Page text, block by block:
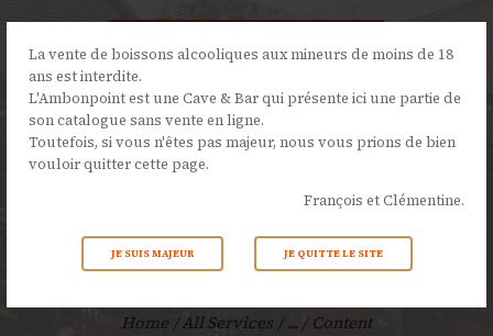
La vente de boissons alcooliques aux mineurs de moins de 18
ans est interdite.
L'Ambonpoint est une Cave & Bar qui présente ici une partie de
son catalogue sans vente en ligne.
Toutefois, si vous n'êtes pas majeur, nous vous prions de bien
vouloir quitter cette page.
François et Clémentine.
JE SUIS MAJEUR JE QUITTE LE SITE
Content
Home All Services ... Content
L’AMBONPOINT
LA CAVE
NOS ÉVÉNEMENTS
ACTUALITÉS
CONTACTS